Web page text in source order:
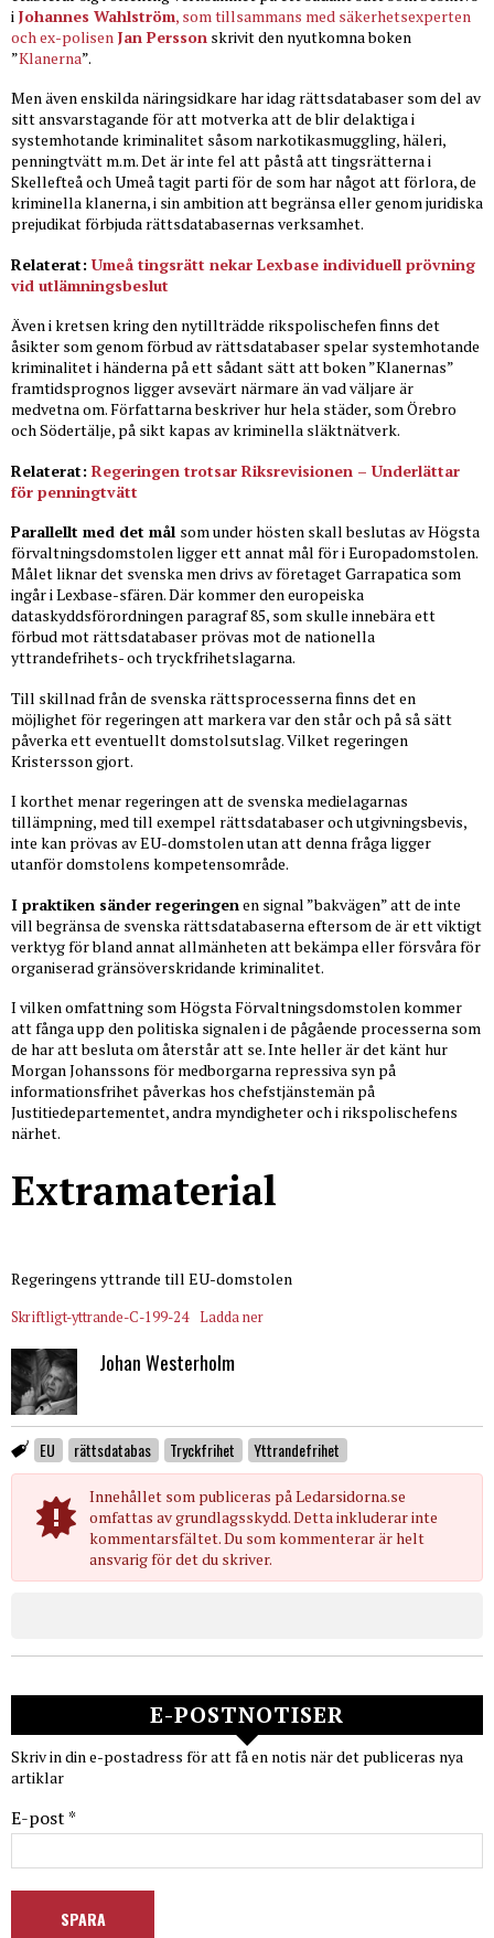
i Johannes Wahlström, som tillsammans med säkerhetsexperten
och ex-polisen Jan Persson skrivit den nyutkomna boken
”Klanerna”.
Men även enskilda näringsidkare har idag rättsdatabaser som del av
sitt ansvarstagande för att motverka att de blir delaktiga i
systemhotande kriminalitet såsom narkotikasmuggling, häleri,
penningtvätt m.m. Det är inte fel att påstå att tingsrätterna i
Skellefteå och Umeå tagit parti för de som har något att förlora, de
kriminella klanerna, i sin ambition att begränsa eller genom juridiska
prejudikat förbjuda rättsdatabasernas verksamhet.
Relaterat: Umeå tingsrätt nekar Lexbase individuell prövning
vid utlämningsbeslut
Även i kretsen kring den nytillträdde rikspolischefen finns det
åsikter som genom förbud av rättsdatabaser spelar systemhotande
kriminalitet i händerna på ett sådant sätt att boken ”Klanernas”
framtidsprognos ligger avsevärt närmare än vad väljare är
medvetna om. Författarna beskriver hur hela städer, som Örebro
och Södertälje, på sikt kapas av kriminella släktnätverk.
Relaterat: Regeringen trotsar Riksrevisionen – Underlättar
för penningtvätt
Parallellt med det mål som under hösten skall beslutas av Högsta
förvaltningsdomstolen ligger ett annat mål för i Europadomstolen.
Målet liknar det svenska men drivs av företaget Garrapatica som
ingår i Lexbase-sfären. Där kommer den europeiska
dataskyddsförordningen paragraf 85, som skulle innebära ett
förbud mot rättsdatabaser prövas mot de nationella
yttrandefrihets- och tryckfrihetslagarna.
Till skillnad från de svenska rättsprocesserna finns det en
möjlighet för regeringen att markera var den står och på så sätt
påverka ett eventuellt domstolsutslag. Vilket regeringen
Kristersson gjort.
I korthet menar regeringen att de svenska medielagarnas
tillämpning, med till exempel rättsdatabaser och utgivningsbevis,
inte kan prövas av EU-domstolen utan att denna fråga ligger
utanför domstolens kompetensområde.
I praktiken sänder regeringen en signal ”bakvägen” att de inte
vill begränsa de svenska rättsdatabaserna eftersom de är ett viktigt
verktyg för bland annat allmänheten att bekämpa eller försvåra för
organiserad gränsöverskridande kriminalitet.
I vilken omfattning som Högsta Förvaltningsdomstolen kommer
att fånga upp den politiska signalen i de pågående processerna som
de har att besluta om återstår att se. Inte heller är det känt hur
Morgan Johanssons för medborgarna repressiva syn på
informationsfrihet påverkas hos chefstjänstemän på
Justitiedepartementet, andra myndigheter och i rikspolischefens
närhet.
Extramaterial
Regeringens yttrande till EU-domstolen
Skriftligt-yttrande-C-199-24 Ladda ner
Johan Westerholm
EU rättsdatabas Tryckfrihet Yttrandefrihet
Innehållet som publiceras på Ledarsidorna.se
omfattas av grundlagsskydd. Detta inkluderar inte
kommentarsfältet. Du som kommenterar är helt
ansvarig för det du skriver.
E-POSTNOTISER
Skriv in din e-postadress för att få en notis när det publiceras nya
artiklar
E-post *